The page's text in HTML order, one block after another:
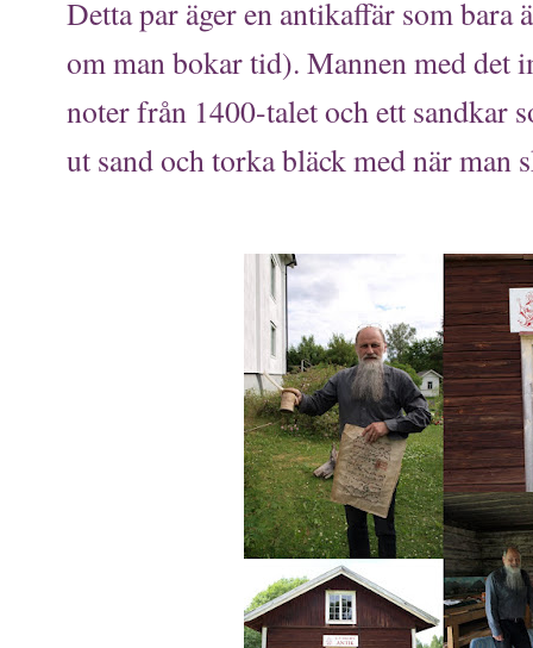
Detta par äger en antikaffär som bara
om man bokar tid). Mannen med det
noter från 1400-talet och ett sandkar
ut sand och torka bläck med när man